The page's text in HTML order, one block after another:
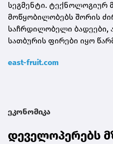
სეგმენტი. ტექნოლოგიურ
მოწყობილობებს შორის
საჩრდილობელი ბადეები,
სათბურის ფირები იყო
east-fruit.com
ეკონომიკა
დეველოპერებს